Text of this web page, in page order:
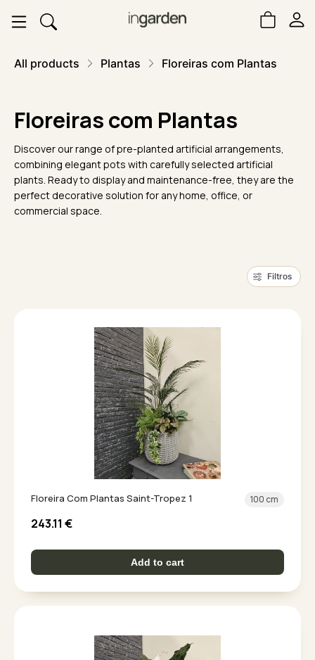
All products Plantas Floreiras com Plantas
Floreiras com Plantas
Discover our range of pre-planted artificial arrangements,
combining elegant pots with carefully selected artificial
plants. Ready to display and maintenance-free, they are the
perfect decorative solution for any home, office, or
commercial space.
Filtros
Floreira Com Plantas Saint-Tropez 1 100 cm
243.11 €
Add to cart